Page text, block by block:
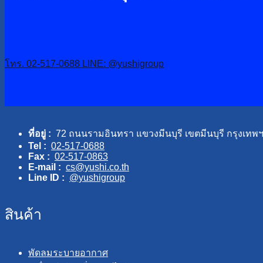
โทร. 02-517-0688 LINE: @yushigroup
ที่อยู่ : 72 ถนนรามอินทรา แขวงมีนบุรี เขตมีนบุรี กรุงเทพ
Tel : 02-517-0688
Fax : 02-517-0863
E-mail : cs@yushi.co.th
Line ID : @yushigroup
สินค้า
พัดลมระบายอากาศ